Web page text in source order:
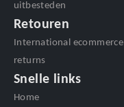
uitbesteden
Retouren
International ecommerce
returns
Snelle links
Home